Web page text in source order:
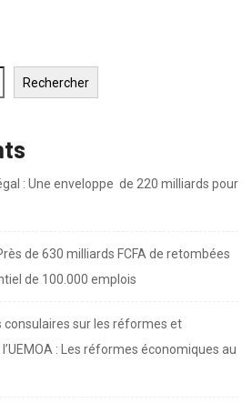
Rechercher
: Une enveloppe de 220 milliards pour
de 630 milliards FCFA de retombées
de 100.000 emplois
sur les réformes et
: Les réformes économiques au